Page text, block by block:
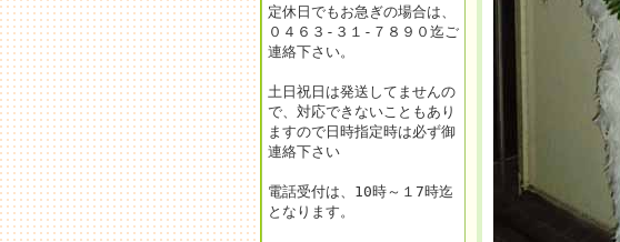
定休日でもお急ぎの場合は、
０４６３-３１-７８９０迄ご
連絡下さい。
土日祝日は発送してませんの
で、対応できないこともあり
ますので日時指定時は必ず御
連絡下さい
電話受付は、10時～１7時迄
となります。